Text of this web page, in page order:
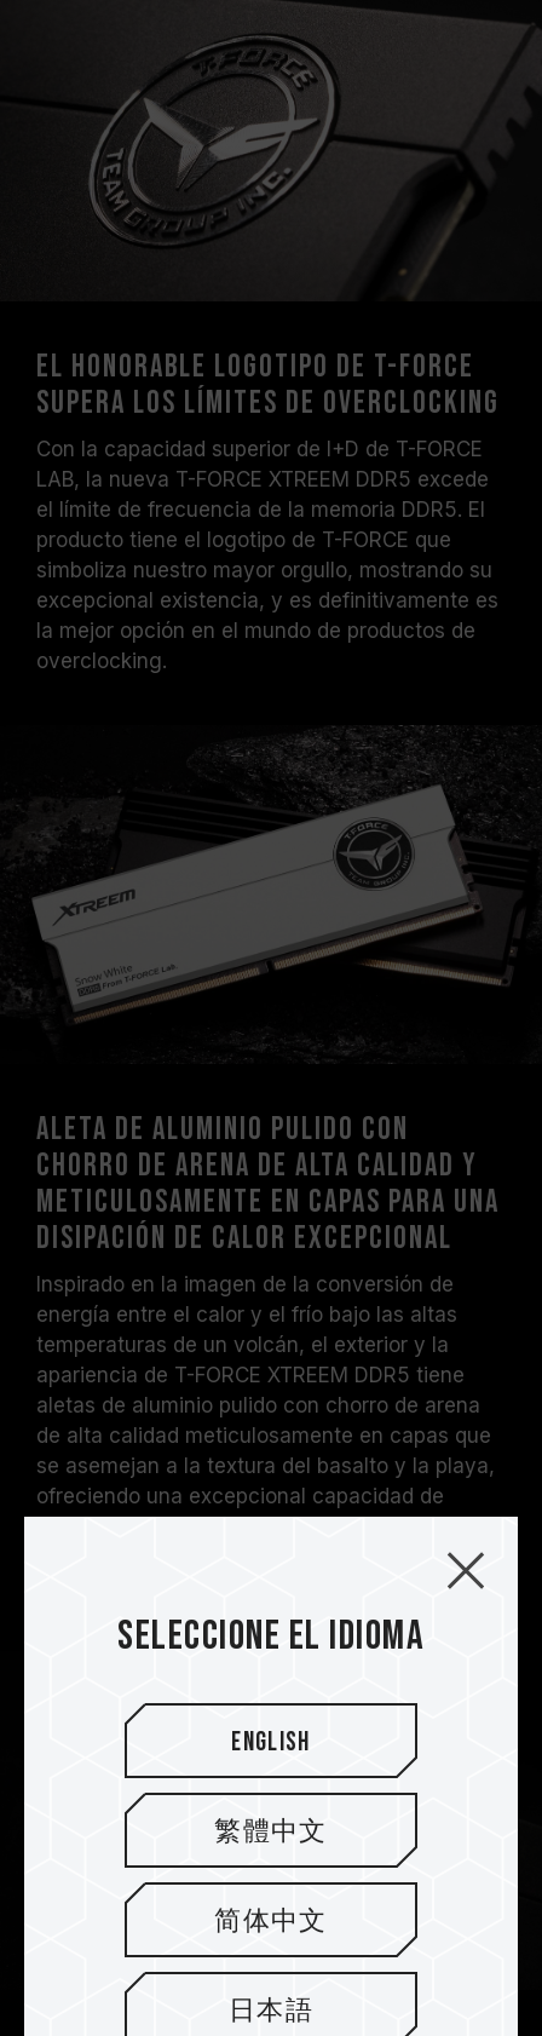
El honorable logotipo de T-FORCE
supera los límites de overclocking
Con la capacidad superior de I+D de T-FORCE
LAB, la nueva T-FORCE XTREEM DDR5 excede
el límite de frecuencia de la memoria DDR5. El
producto tiene el logotipo de T-FORCE que
simboliza nuestro mayor orgullo, mostrando su
excepcional existencia, y es definitivamente es
la mejor opción en el mundo de productos de
overclocking.
Aleta de aluminio pulido con
chorro de arena de alta calidad y
meticulosamente en capas para una
disipación de calor excepcional
Inspirado en la imagen de la conversión de
energía entre el calor y el frío bajo las altas
temperaturas de un volcán, el exterior y la
apariencia de T-FORCE XTREEM DDR5 tiene
aletas de aluminio pulido con chorro de arena
de alta calidad meticulosamente en capas que
se asemejan a la textura del basalto y la playa,
ofreciendo una excepcional capacidad de
con el logotipo de T-FORCE para certificar su
Seleccione el idioma
English
繁體中文
简体中文
日本語